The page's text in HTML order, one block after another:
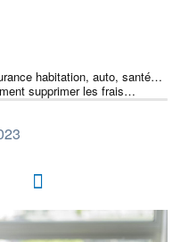
habitation, auto, santé…
supprimer les frais